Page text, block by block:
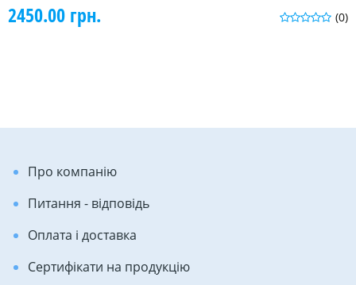
(0)
2450.00 грн.
Про компанію
Питання - відповідь
Оплата і доставка
Сертифікати на продукцію